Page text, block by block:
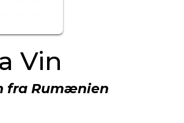
Vin
fra Rumænien